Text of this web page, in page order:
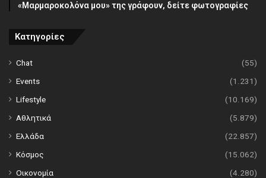
«Μαρμαροκολόνα μου» της γράφουν, δείτε φωτογραφίες
Κατηγορίες
Chat
(55)
Events
(1.231)
Lifestyle
(10.169)
Αθλητικά
(5.879)
Ελλάδα
(22.857)
Κόσμος
(15.062)
Οικονομία
(4.280)